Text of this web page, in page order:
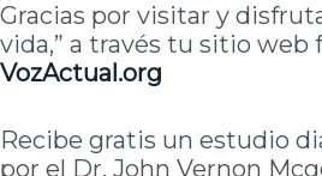
Gracias por visitar y
vida,” a través tu sitio web
VozActual.org
Recibe gratis un estudio
por el Dr. John Vernon